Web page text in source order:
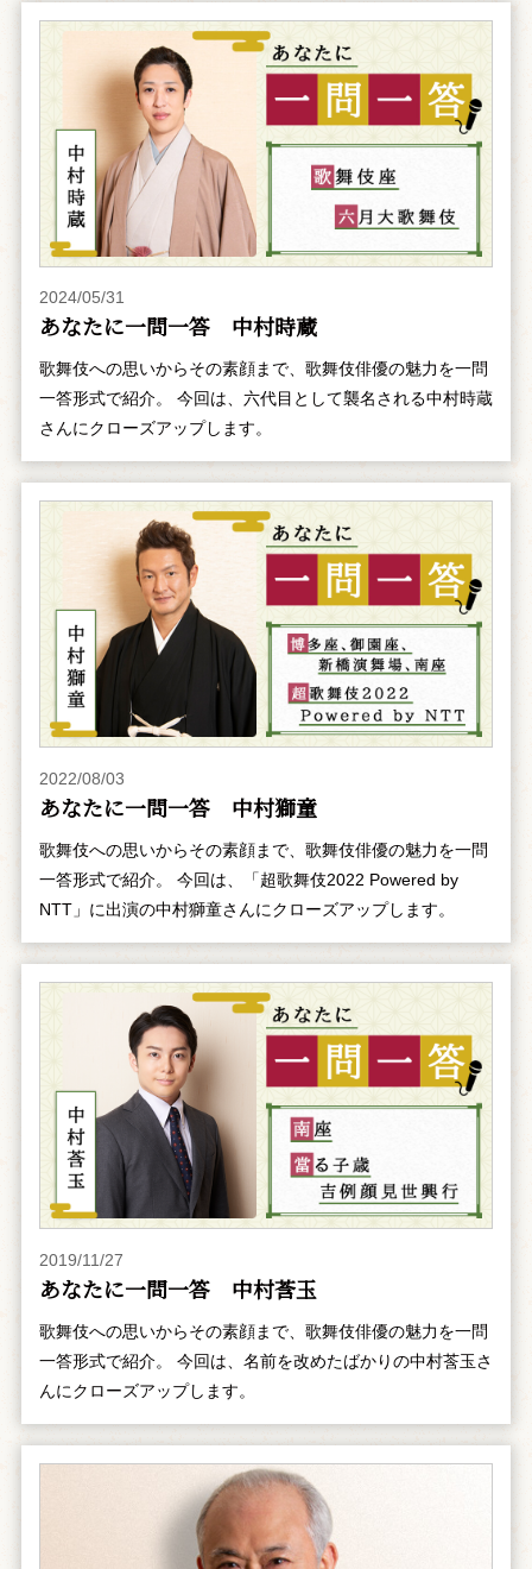
2024/05/31
あなたに一問一答 中村時蔵
歌舞伎への思いからその素顔まで、歌舞伎俳優の魅力を一問
一答形式で紹介。 今回は、六代目として襲名される中村時蔵
さんにクローズアップします。
2022/08/03
あなたに一問一答 中村獅童
歌舞伎への思いからその素顔まで、歌舞伎俳優の魅力を一問
一答形式で紹介。 今回は、「超歌舞伎2022 Powered by
NTT」に出演の中村獅童さんにクローズアップします。
2019/11/27
あなたに一問一答 中村莟玉
歌舞伎への思いからその素顔まで、歌舞伎俳優の魅力を一問
一答形式で紹介。 今回は、名前を改めたばかりの中村莟玉さ
んにクローズアップします。